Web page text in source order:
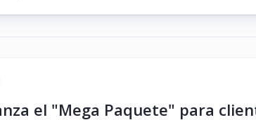
el "Mega Paquete" para